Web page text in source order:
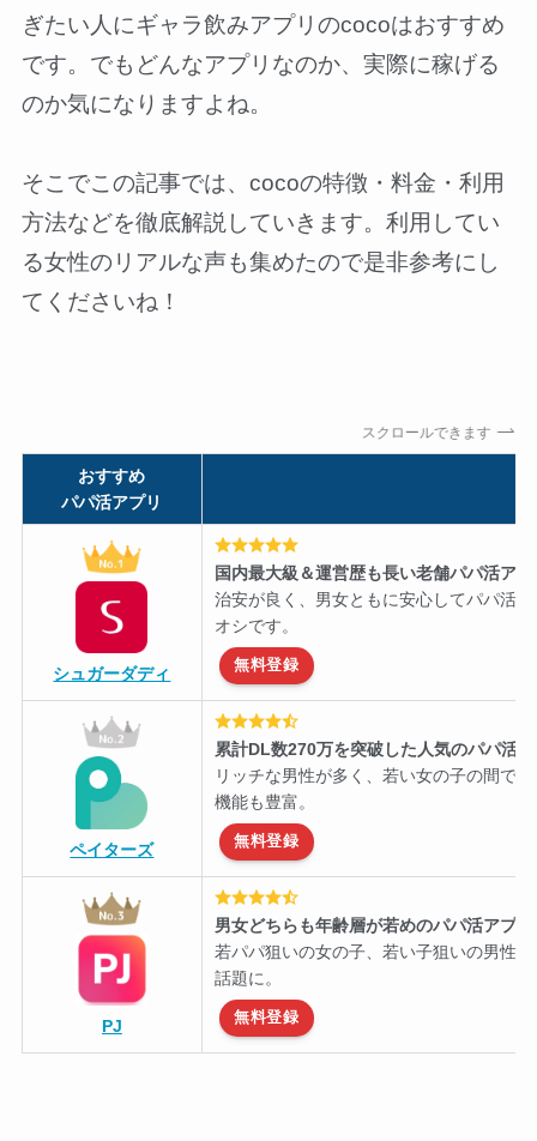
ぎたい人にギャラ飲みアプリのcocoはおすすめ
です。でもどんなアプリなのか、実際に稼げる
のか気になりますよね。
そこでこの記事では、cocoの特徴・料金・利用
方法などを徹底解説していきます。利用してい
る女性のリアルな声も集めたので是非参考にし
てくださいね！
スクロールできます
おすすめ
パパ活アプリ
シュガーダディ
国内最大級＆運営歴も長い老舗パパ活ア
治安が良く、男女ともに安心してパパ活
オシです。
無料登録
ペイターズ
累計DL数270万を突破した人気のパパ活
リッチな男性が多く、若い女の子の間で
機能も豊富。
無料登録
PJ
男女どちらも年齢層が若めのパパ活アプリ
若パパ狙いの女の子、若い子狙いの男性
話題に。
無料登録